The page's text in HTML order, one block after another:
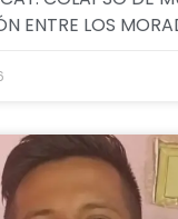
ENTRE LOS